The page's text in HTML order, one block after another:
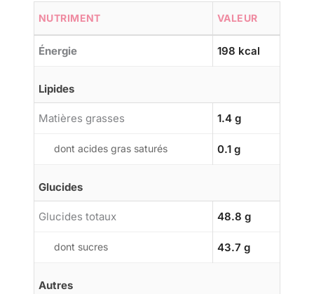
NUTRIMENT VALEUR
Énergie 198 kcal
Lipides
Matières grasses 1.4 g
dont acides gras saturés 0.1 g
Glucides
Glucides totaux 48.8 g
dont sucres 43.7 g
Autres